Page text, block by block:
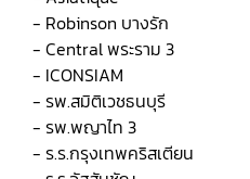
- Robinson บางรัก
- Central พระราม 3
- ICONSIAM
- รพ.สมิติเวชธนบุรี
- รพ.พญาไท 3
- ร.ร.กรุงเทพคริสเตียน